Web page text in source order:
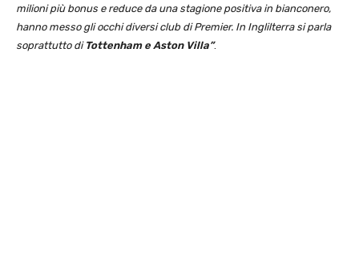
milioni più bonus e reduce da una stagione positiva in bianconero,
hanno messo gli occhi diversi club di Premier. In Inglilterra si parla
soprattutto di Tottenham e Aston Villa”.